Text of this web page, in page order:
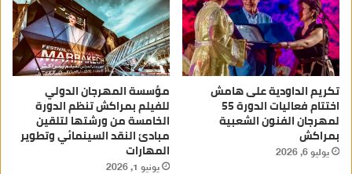
تكريم الداودية على هامش
اختتام فعاليات الدورة 55
لمهرجان الفنون الشعبية
بمراكش
يوليو 6, 2026
مؤسسة المهرجان الدولي
للفيلم بمراكش تنظم الدورة
الخامسة من ورشتها لتلقين
مبادئ النقد السينمائي وتطوير
المهارات
يونيو 1, 2026